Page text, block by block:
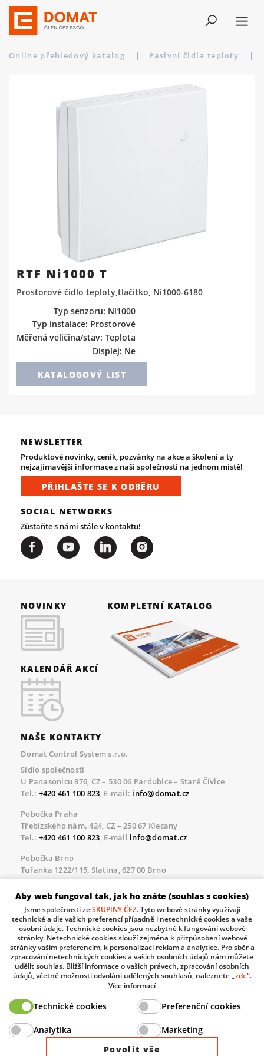
Online přehledový katalog | Pasivní čidla teploty |
RTF Ni1000 T
Prostorové čidlo teploty,tlačítko, Ni1000-6180
Typ senzoru: Ni1000
Typ instalace: Prostorové
Měřená veličina/stav: Teplota
Displej: Ne
KATALOGOVÝ LIST
NEWSLETTER
Produktové novinky, ceník, pozvánky na akce a školení a ty
nejzajímavější informace z naší společnosti na jednom místě!
PŘIHLAŠTE SE K ODBĚRU
SOCIAL NETWORKS
Zůstaňte s námi stále v kontaktu!
NOVINKY
KALENDÁŘ AKCÍ
KOMPLETNÍ KATALOG
NAŠE KONTAKTY
Domat Control System s.r.o.
Sídlo společnosti
U Panasonicu 376, CZ – 530 06 Pardubice – Staré Čívice
Tel.: +420 461 100 823, E-mail: info@domat.cz
Pobočka Praha
Třebízského nám. 424, CZ – 250 67 Klecany
Tel.: +420 461 100 823, E-mail info@domat.cz
Pobočka Brno
Tuřanka 1222/115, Slatina, 627 00 Brno
Tel.:+420 461 100 823, E-mailinfo@domat.cz
Servisní linka pro námi realizované akce
Po – Pá 8.30 – 17.00
tel:+420 733 421 878, E-mailservis@domat.cz
Technická podpora:
Tel.:+420 461 100 666 , WhatsApp:+420 603 735 402
Informace o zpracovávaných osobních údajích.
Ministry of Industry and Trade of the Czech Republic
Aby web fungoval tak, jak ho znáte (souhlas s cookies)
Jsme společnosti zeSKUPINY ČEZ. Tyto webové stránky využívají
technické a dle vašich preferencí případně i netechnické cookies a vaše
osobní údaje. Technické cookies jsou nezbytné k fungování webové
stránky. Netechnické cookies slouží zejména k přizpůsobení webové
stránky vašim preferencím, k personalizaci reklam a analytice. Pro sběr a
zpracování netechnických cookies a vašich osobních údajů nám můžete
udělit souhlas. Bližší informace o vašich právech, zpracování osobních
údajů, včetně možnosti odvolání udělených souhlasů, naleznete „zde“.
Více informací
Technické cookies Preferenční cookies
Analytika
Marketing
Povolit vše